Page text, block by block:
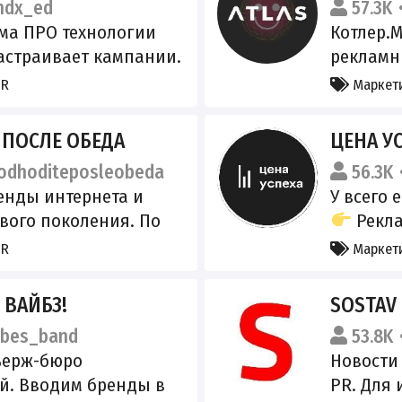
snet/696f822563
ПРО технологии
кампании.
и обучаем
Яндекс Ярд:
Регистрация
3QegMW
57.3K
ведущих
https://
ОБЕДА
интернета и
поколения. По
ЦЕНА
56.3K
У всего
—
статус:
бюро
Вводим бренды в
SOSTAV
53.8K
PR. Для